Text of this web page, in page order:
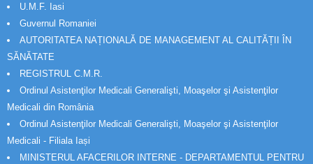
U.M.F. Iasi
Guvernul Romaniei
AUTORITATEA NAȚIONALĂ DE MANAGEMENT AL CALITĂȚII ÎN
SĂNĂTATE
REGISTRUL C.M.R.
Ordinul Asistenţilor Medicali Generalişti, Moaşelor şi Asistenţilor
Medicali din România
Ordinul Asistenţilor Medicali Generalişti, Moaşelor şi Asistenţilor
Medicali - Filiala Iași
MINISTERUL AFACERILOR INTERNE - DEPARTAMENTUL PENTRU